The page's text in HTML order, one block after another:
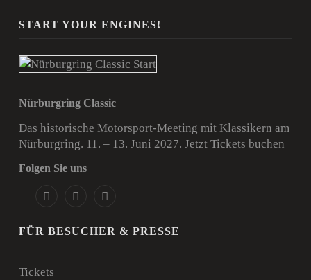
START YOUR ENGINES!
Nürburgring Classic
Das historische Motorsport-Meeting mit Klassikern am
Nürburgring. 11. – 13. Juni 2027. Jetzt Tickets buchen
Folgen Sie uns
FÜR BESUCHER & PRESSE
Tickets